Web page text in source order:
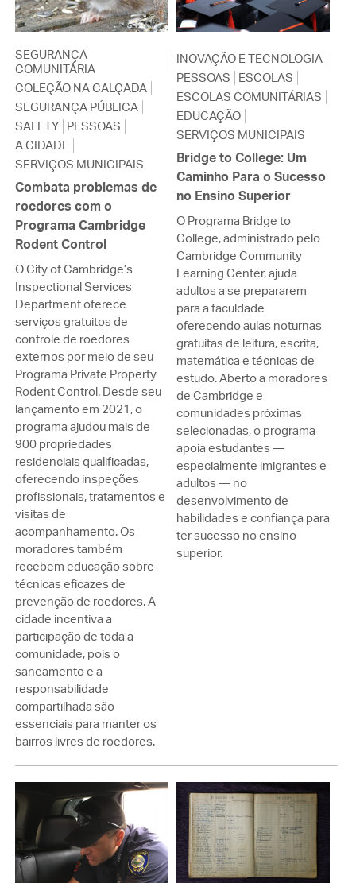
SEGURANÇA
COMUNITÁRIA
COLEÇÃO NA CALÇADA
SEGURANÇA PÚBLICA
SAFETY PESSOAS
A CIDADE
SERVIÇOS MUNICIPAIS
Combata problemas de
roedores com o
Programa Cambridge
Rodent Control
O City of Cambridge’s
Inspectional Services
Department oferece
serviços gratuitos de
controle de roedores
externos por meio de seu
Programa Private Property
Rodent Control. Desde seu
lançamento em 2021, o
programa ajudou mais de
900 propriedades
residenciais qualificadas,
oferecendo inspeções
profissionais, tratamentos e
visitas de
acompanhamento. Os
moradores também
recebem educação sobre
técnicas eficazes de
prevenção de roedores. A
cidade incentiva a
participação de toda a
comunidade, pois o
saneamento e a
responsabilidade
compartilhada são
essenciais para manter os
bairros livres de roedores.
INOVAÇÃO E TECNOLOGIA
PESSOAS
ESCOLAS
ESCOLAS COMUNITÁRIAS
EDUCAÇÃO
SERVIÇOS MUNICIPAIS
Bridge to College: Um
Caminho Para o Sucesso
no Ensino Superior
O Programa Bridge to
College, administrado pelo
Cambridge Community
Learning Center, ajuda
adultos a se prepararem
para a faculdade
oferecendo aulas noturnas
gratuitas de leitura, escrita,
matemática e técnicas de
estudo. Aberto a moradores
de Cambridge e
comunidades próximas
selecionadas, o programa
apoia estudantes —
especialmente imigrantes e
adultos — no
desenvolvimento de
habilidades e confiança para
ter sucesso no ensino
superior.